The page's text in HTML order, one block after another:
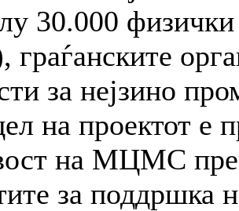
30.000
граѓанските
за нејзино
на проектот е
на МЦМС
за поддршка